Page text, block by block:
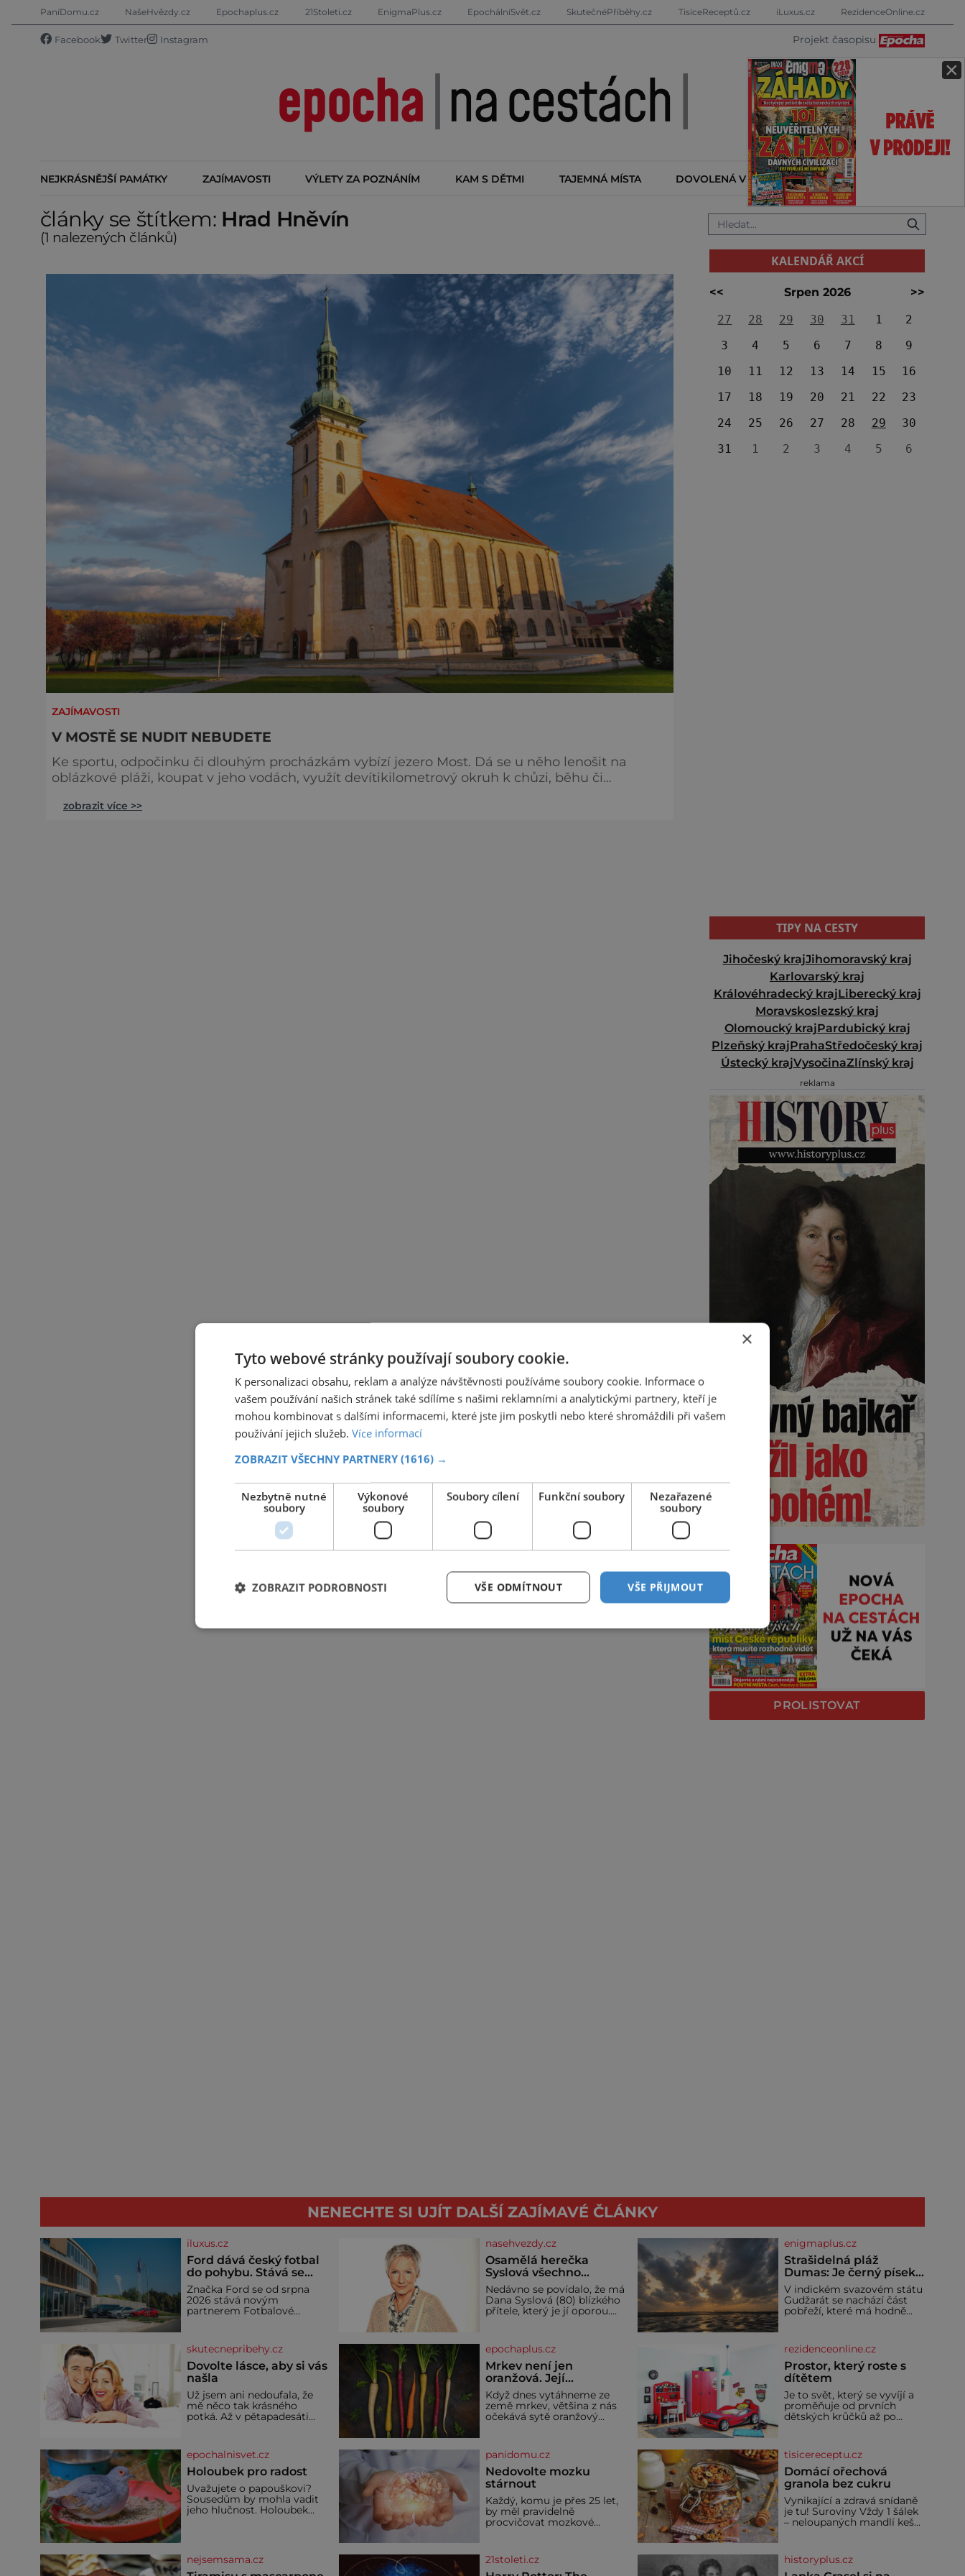
×
PaníDomu.cz NašeHvězdy.cz Epochaplus.cz 21Stoleti.cz EnigmaPlus.cz EpochálníSvět.cz SkutečnéPříběhy.cz TisíceReceptů.cz iLuxus.cz RezidenceOnline.cz
Facebook Twitter Instagram Projekt časopisu
NEJKRÁSNĚJŠÍ PAMÁTKY ZAJÍMAVOSTI VÝLETY ZA POZNÁNÍM KAM S DĚTMI TAJEMNÁ MÍSTA DOVOLENÁ V ZAHRANIČÍ KALENDÁŘ AKCÍ
články se štítkem: Hrad Hněvín
(1 nalezených článků)
ZAJÍMAVOSTI
V MOSTĚ SE NUDIT NEBUDETE
Ke sportu, odpočinku či dlouhým procházkám vybízí jezero Most. Dá se u něho lenošit na
oblázkové pláži, koupat v jeho vodách, využít devítikilometrový okruh k chůzi, běhu či
Matyldu můžete vyrazit s in-line bruslemi, kolem, za vodními radovánkami nebo s rybářským
zobrazit více >>
KALENDÁŘ AKCÍ
<< Srpen 2026
>>
27
28 29 30 31 1
2
3
4 5 6 7 8
9
10
11 12 13 14 15
16
17
18 19 20 21 22
23
24
25 26 27 28 29
30
31
1 2 3 4 5 6
TIPY NA CESTY
Jihočeský krajJihomoravský kraj
Karlovarský kraj
Královéhradecký krajLiberecký kraj
Moravskoslezský kraj
Olomoucký krajPardubický kraj
Plzeňský krajPrahaStředočeský kraj
Ústecký krajVysočinaZlínský kraj
reklama
PROLISTOVAT
NENECHTE SI UJÍT DALŠÍ ZAJÍMAVÉ ČLÁNKY
iluxus.cz
Ford dává český fotbal
do pohybu. Stává se
novým partnerem
FAČR
Značka Ford se od srpna
2026 stává novým
partnerem Fotbalové
zajistí mobilitu asociace,
reprezentačních týmů i
českého fotbalu v
regionech. Partner
nasehvezdy.cz
Osamělá herečka
Syslová všechno
vzdala?
Nedávno se povídalo, že má
Dana Syslová (80) blízkého
přítele, který je jí oporou.
čím dál častěji mluví o
svém odchodu. Dohnala ji
snad samota? Půs
enigmaplus.cz
Strašidelná pláž
Dumas: Je černý písek
podhoubím, ze kterého
roste zlo?
V indickém svazovém státu
Gudžarát se nachází část
pobřeží, které má hodně
této pláže. Proč má pláž
takové netypické zbarvení?
Nakolik jsou pravd
skutecnepribehy.cz
Dovolte lásce, aby si vás
našla
Už jsem ani nedoufala, že
mě něco tak krásného
potká. Až v pětapadesáti
vdávala, když mi bylo
dvacet. Oba jsme byli mladí
a byl to tak říkajíc sňatek z
rozumu. Rodiče nás dali
dohromady, Toník byl dobře
zaopatřený mladý muž.
Manželství nám oběma
epochaplus.cz
Mrkev není jen
oranžová. Její
neuvěřitelný příběh
začíná fialovou barvou
Když dnes vytáhneme ze
země mrkev, většina z nás
očekává sytě oranžový
možné, jen ne oranžová. Je
fialová, žlutá, bílá, někdy
dokonce téměř černá. Až
díky stovkám let pečlivého
šlechtění se z ní stává
zelenina, bez které si českou
zahradu ani nedokážeme
představit. Její příběh je
rezidenceonline.cz
Prostor, který roste s
dítětem
Je to svět, který se vyvíjí a
proměňuje od prvních
dětských krůčků až po
bezpečí, kreativitu,
soustředění i odpočinek a
reaguje na každou etapu
života a specifické potřeby
dítěte. Pro nejmenší je
klíčová jednoduchost,
měkkost a bezpečí, proto
by pokoj miminka měl
epochalnisvet.cz
Holoubek pro radost
Uvažujete o papouškovi?
Sousedům by mohla vadit
jeho hlučnost. Holoubek
se i pro chovatele
začátečníky. Jedná se o
panidomu.cz
Nedovolte mozku
stárnout
Každý, komu je přes 25 let,
by měl pravidelně
procvičovat mozkové
paměť. Možná máte
problém vzpomenout si na
tisicereceptu.cz
Domácí ořechová
granola bez cukru
Vynikající a zdravá snídaně
je tu! Suroviny Vždy 1 šálek
– neloupaných mandlí kešu
semínek dýně rozinek 3
šálky ovesných vloček 1
nejsemsama.cz 21stoleti.cz historyplus.cz
×
Tyto webové stránky používají soubory cookie.
K personalizaci obsahu, reklam a analýze návštěvnosti používáme soubory cookie. Informace o
vašem používání našich stránek také sdílíme s našimi reklamními a analytickými partnery, kteří je
mohou kombinovat s dalšími informacemi, které jste jim poskytli nebo které shromáždili při vašem
používání jejich služeb. Více informací
ZOBRAZIT VŠECHNY PARTNERY (1616) →
Nezbytně nutné
soubory
Výkonové
soubory
Soubory cílení Funkční soubory
Nezařazené
soubory
VŠE PŘIJMOUT
VŠE ODMÍTNOUT
ZOBRAZIT PODROBNOSTI